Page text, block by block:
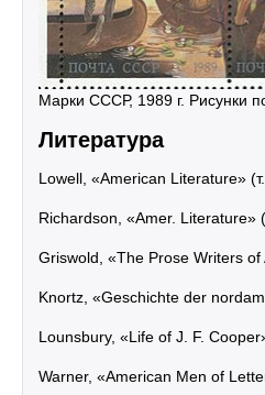
Марки СССР, 1989 г. Рисунки
Литература
Lowell, «American Literature»
Richardson, «Amer. Literature»
Griswold, «The Prose Writers of
Knortz, «Geschichte der
Lounsbury, «Life of J. F.
Warner, «American Men of